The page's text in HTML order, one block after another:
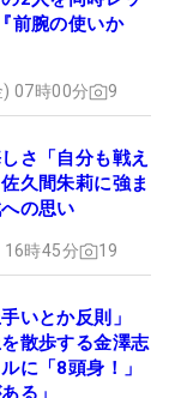
前腕の使いか
07時00分 9
さ「自分も戦え
久間朱莉に強ま
の思い
時45分 19
いとか反則」
散歩する金澤志
に「8頭身！」
る」